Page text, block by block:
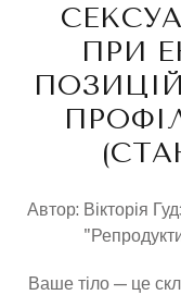
ПРИ
Автор: Вікторія
Ваше тіло — це